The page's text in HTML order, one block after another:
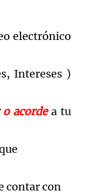
electrónico
Intereses )
acordea tu
contar con